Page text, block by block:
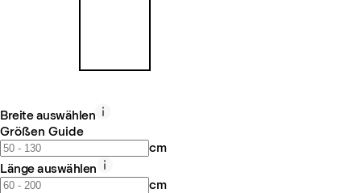
Breite auswählen
Größen Guide
cm
Länge auswählen
cm